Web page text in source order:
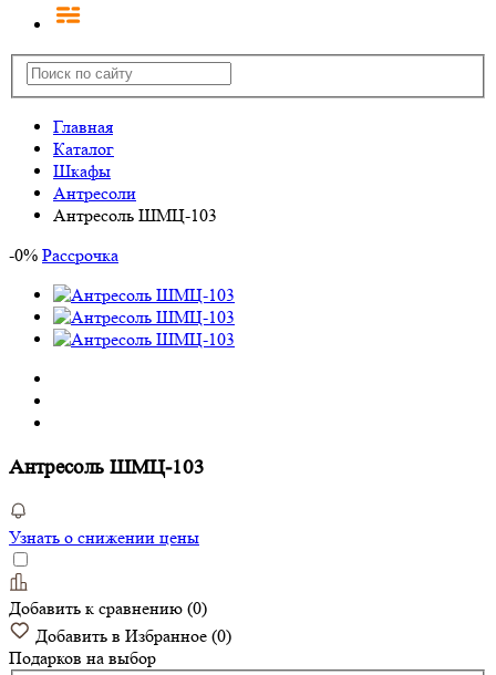
Главная
Каталог
Шкафы
Антресоли
Антресоль ШМЦ-103
-0% Рассрочка
Антресоль ШМЦ-103
Узнать о снижении цены
Добавить к сравнению (0)
Добавить в Избранное (0)
Подарков на выбор